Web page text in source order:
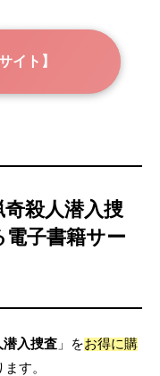
イト】
殺人潜入捜
子書籍サー
入捜査 」をお得に購
す。